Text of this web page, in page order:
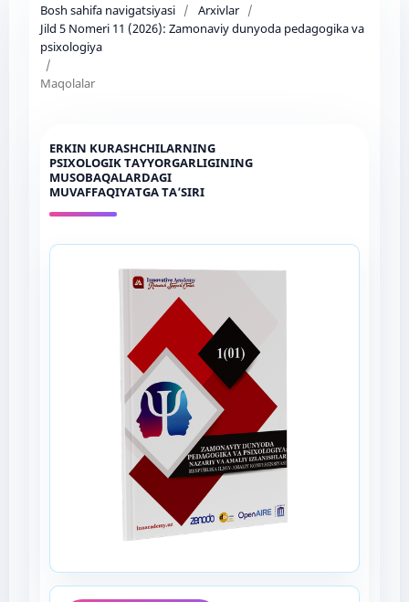
Bosh sahifa navigatsiyasi / Arxivlar /
Jild 5 Nomeri 11 (2026): Zamonaviy dunyoda pedagogika va
psixologiya
/
Maqolalar
ERKIN KURASHCHILARNING
PSIXOLOGIK TAYYORGARLIGINING
MUSOBAQALARDAGI
MUVAFFAQIYATGA TA’SIRI